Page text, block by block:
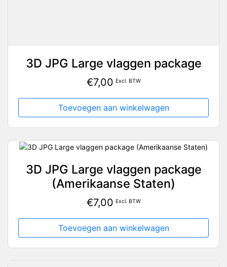
3D JPG Large vlaggen package
€7,00 Excl. BTW
Toevoegen aan winkelwagen
3D JPG Large vlaggen package
(Amerikaanse Staten)
€7,00 Excl. BTW
Toevoegen aan winkelwagen